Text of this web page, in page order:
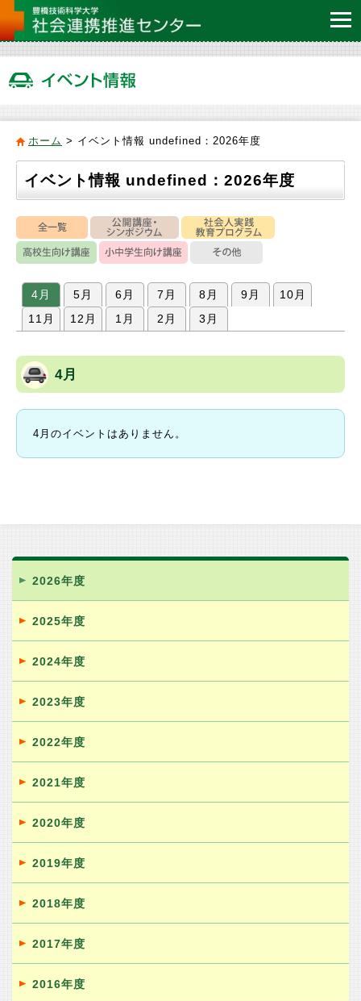
ホーム > イベント情報 undefined：2026年度
イベント情報 undefined：2026年度
4月 5月 6月 7月 8月 9月
10月
11月
12月 1月 2月 3月
4月
4月のイベントはありません。
2026年度
2025年度
2024年度
2023年度
2022年度
2021年度
2020年度
2019年度
2018年度
2017年度
2016年度